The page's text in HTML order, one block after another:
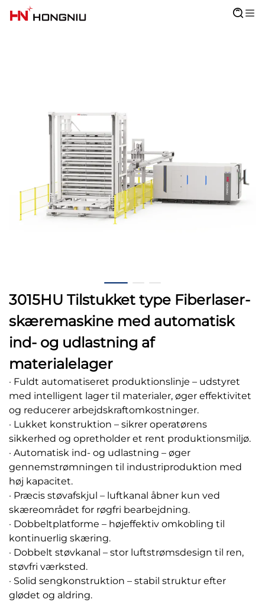
3015HU Tilstukket type Fiberlaser-
skæremaskine med automatisk
ind- og udlastning af
materialelager
· Fuldt automatiseret produktionslinje – udstyret
med intelligent lager til materialer, øger effektivitet
og reducerer arbejdskraftomkostninger.
· Lukket konstruktion – sikrer operatørens
sikkerhed og opretholder et rent produktionsmiljø.
· Automatisk ind- og udlastning – øger
gennemstrømningen til industriproduktion med
høj kapacitet.
· Præcis støvafskjul – luftkanal åbner kun ved
skæreområdet for røgfri bearbejdning.
· Dobbeltplatforme – højeffektiv omkobling til
kontinuerlig skæring.
· Dobbelt støvkanal – stor luftstrømsdesign til ren,
støvfri værksted.
· Solid sengkonstruktion – stabil struktur efter
glødet og aldring.